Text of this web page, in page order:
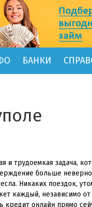
БАНКИ
трудоемкая задача,
больше
Никаких поездок,
каждый, независимо
кредит онлайн прямо